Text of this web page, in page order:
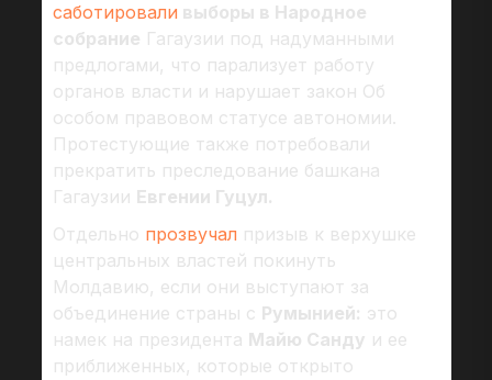
саботировали выборы в Народное
собрание Гагаузии под надуманными
предлогами, что парализует работу
органов власти и нарушает закон Об
особом правовом статусе автономии.
Протестующие также потребовали
прекратить преследование башкана
Гагаузии Евгении Гуцул.
Отдельно прозвучал призыв к верхушке
центральных властей покинуть
Молдавию, если они выступают за
объединение страны с Румынией: это
намек на президента Майю Санду и ее
приближенных, которые открыто